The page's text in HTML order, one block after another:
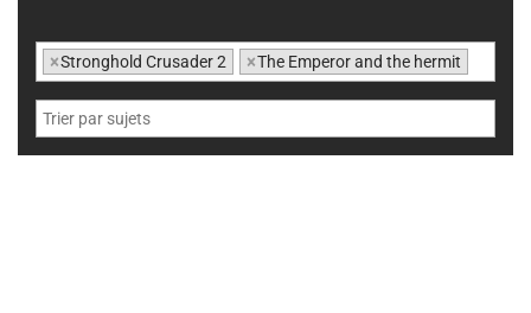
×Stronghold Crusader 2 ×The Emperor and the hermit